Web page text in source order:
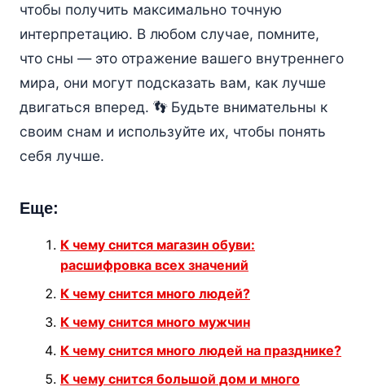
чтобы получить максимально точную
интерпретацию. В любом случае, помните,
что сны — это отражение вашего внутреннего
мира, они могут подсказать вам, как лучше
двигаться вперед. 👣 Будьте внимательны к
своим снам и используйте их, чтобы понять
себя лучше.
Еще:
К чему снится магазин обуви:
расшифровка всех значений
К чему снится много людей?
К чему снится много мужчин
К чему снится много людей на празднике?
К чему снится большой дом и много